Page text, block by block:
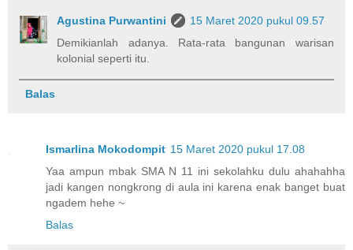
Agustina Purwantini
15 Maret 2020 pukul 09.57
Demikianlah adanya. Rata-rata bangunan warisan
kolonial seperti itu.
Balas
Ismarlina Mokodompit 15 Maret 2020 pukul 17.08
Yaa ampun mbak SMA N 11 ini sekolahku dulu ahahahha
jadi kangen nongkrong di aula ini karena enak banget buat
ngadem hehe ~
Balas